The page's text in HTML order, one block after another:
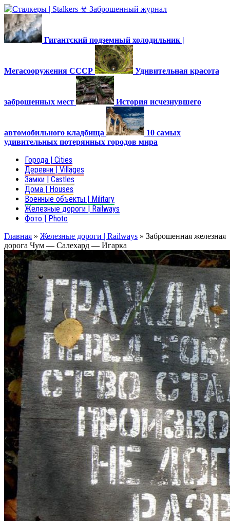
Гигантский подземный холодильник |
Мегасооружения СССР Удивительная красота
заброшенных мест История исчезнувшего
автомобильного кладбища
10 самых
удивительных потерянных городов мира
Города | Cities
Деревни | Villages
Замки | Castles
Дома | Houses
Военные объекты | Military
Железные дороги | Railways
Фото | Photo
Главная » Железные дороги | Railways » Заброшенная железная
дорога Чум — Салехард — Игарка